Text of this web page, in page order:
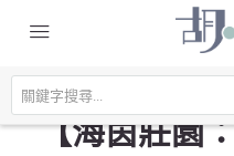
主頁
入屋
【海茵莊園：驗樓】入伙即劈
【海茵莊園